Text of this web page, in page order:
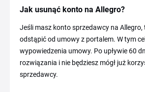
Jak usunąć konto na Allegro?
Jeśli masz konto sprzedawcy na Allegro,
odstąpić od umowy z portalem. W tym
wypowiedzenia umowy. Po upływie 60
rozwiązania i nie będziesz mógł już
sprzedawcy.